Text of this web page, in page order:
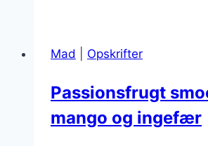
sød
syrlig
duo
Mad Opskrifter
Passionsfrugt
mango og ingefær